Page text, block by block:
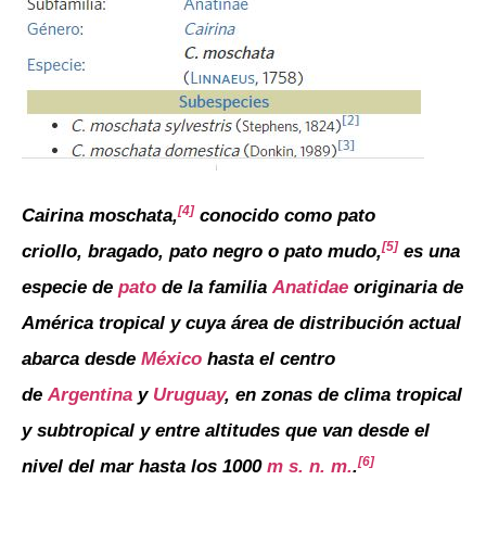
Cairina moschata,[4] ​ conocido como pato
criollo, bragado, pato negro o pato mudo,[5] ​ es una
especie de pato de la familia Anatidae originaria de
América tropical y cuya área de distribución actual
abarca desde México hasta el centro
de Argentina y Uruguay, en zonas de clima tropical
y subtropical y entre altitudes que van desde el
nivel del mar hasta los 1000 m s. n. m..[6]